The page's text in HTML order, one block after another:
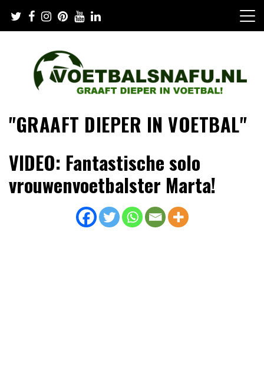
content
"GRAAFT DIEPER IN VOETBAL"
VIDEO: Fantastische solo
vrouwenvoetbalster Marta!